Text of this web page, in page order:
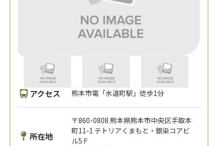
アクセス 熊本市電「水道町駅」徒歩1分
所在地
〒860-0808 熊本県熊本市中央区手取本
町11-1 テトリアくまもと・銀染コアビ
ル5Ｆ